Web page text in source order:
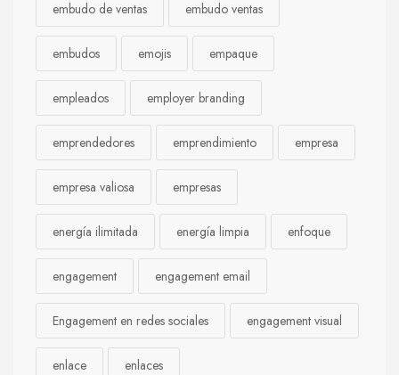
embudo de ventas embudo ventas
embudos emojis empaque
empleados employer branding
emprendedores emprendimiento empresa
empresa valiosa empresas
energía ilimitada energía limpia enfoque
engagement engagement email
Engagement en redes sociales engagement visual
enlace enlaces